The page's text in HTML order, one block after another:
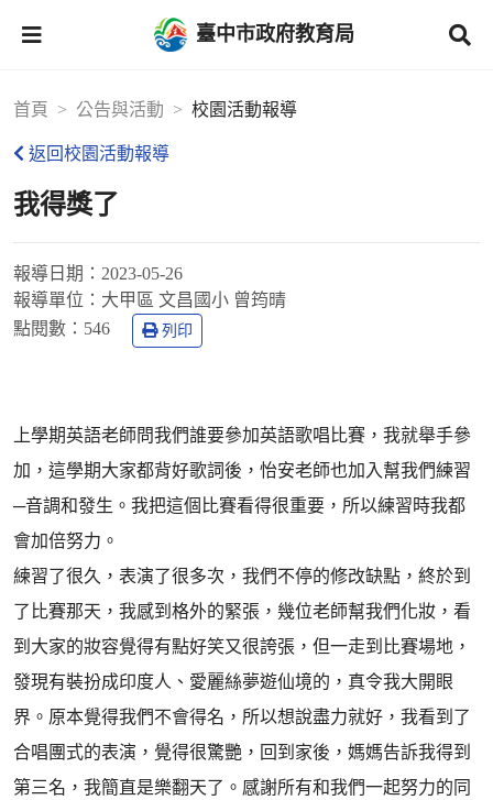
臺中市政府教育局
首頁 公告與活動 校園活動報導
返回校園活動報導
我得獎了
報導日期： 2023-05-26
報導單位： 大甲區 文昌國小 曾筠晴
點閱數： 546 列印
上學期英語老師問我們誰要參加英語歌唱比賽，我就舉手參
加，這學期大家都背好歌詞後，怡安老師也加入幫我們練習
─音調和發生。我把這個比賽看得很重要，所以練習時我都
會加倍努力。
練習了很久，表演了很多次，我們不停的修改缺點，終於到
了比賽那天，我感到格外的緊張，幾位老師幫我們化妝，看
到大家的妝容覺得有點好笑又很誇張，但一走到比賽場地，
發現有裝扮成印度人、愛麗絲夢遊仙境的，真令我大開眼
界。原本覺得我們不會得名，所以想說盡力就好，我看到了
合唱團式的表演，覺得很驚艷，回到家後，媽媽告訴我得到
第三名，我簡直是樂翻天了。感謝所有和我們一起努力的同